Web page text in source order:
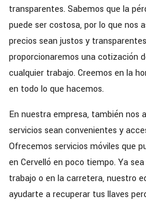
transparentes. Sabemos que la
puede ser costosa, por lo que nos
precios sean justos y
proporcionaremos una cotización
cualquier trabajo. Creemos en la
en todo lo que hacemos.
En nuestra empresa, también nos
servicios sean convenientes y
Ofrecemos servicios móviles que
en Cervelló en poco tiempo. Ya
trabajo o en la carretera, nuestro
ayudarte a recuperar tus llaves